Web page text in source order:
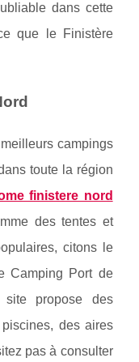
dans cette
que le Finistère
campings
toute la région
finistere nord
des tentes et
citons le
Camping Port de
propose des
des aires
pas à consulter